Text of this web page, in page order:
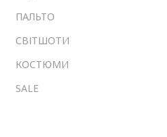
ПАЛЬТО
СВІТШОТИ
КОСТЮМИ
SALE